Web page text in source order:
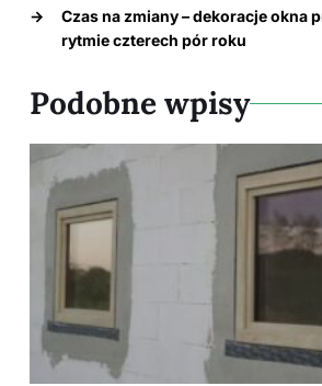
→
Czas na zmiany – dekoracje okna
rytmie czterech pór roku
Podobne wpisy